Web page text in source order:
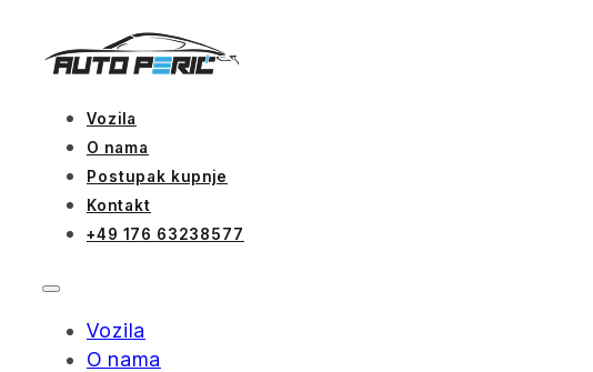
Vozila
O nama
Postupak kupnje
Kontakt
+49 176 63238577
Vozila
O nama